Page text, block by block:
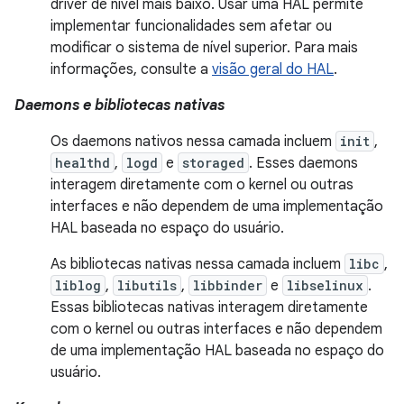
driver de nível mais baixo. Usar uma HAL permite
implementar funcionalidades sem afetar ou
modificar o sistema de nível superior. Para mais
informações, consulte a visão geral do HAL.
Daemons e bibliotecas nativas
Os daemons nativos nessa camada incluem init ,
healthd , logd e storaged . Esses daemons
interagem diretamente com o kernel ou outras
interfaces e não dependem de uma implementação
HAL baseada no espaço do usuário.
As bibliotecas nativas nessa camada incluem libc ,
liblog , libutils , libbinder e libselinux .
Essas bibliotecas nativas interagem diretamente
com o kernel ou outras interfaces e não dependem
de uma implementação HAL baseada no espaço do
usuário.